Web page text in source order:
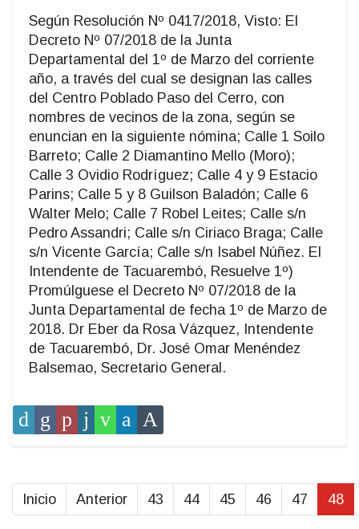
Según Resolución Nº 0417/2018, Visto: El
Decreto Nº 07/2018 de la Junta
Departamental del 1º de Marzo del corriente
año, a través del cual se designan las calles
del Centro Poblado Paso del Cerro, con
nombres de vecinos de la zona, según se
enuncian en la siguiente nómina; Calle 1 Soilo
Barreto; Calle 2 Diamantino Mello (Moro);
Calle 3 Ovidio Rodríguez; Calle 4 y 9 Estacio
Parins; Calle 5 y 8 Guilson Baladón; Calle 6
Walter Melo; Calle 7 Robel Leites; Calle s/n
Pedro Assandri; Calle s/n Ciriaco Braga; Calle
s/n Vicente García; Calle s/n Isabel Núñez. El
Intendente de Tacuarembó, Resuelve 1º)
Promúlguese el Decreto Nº 07/2018 de la
Junta Departamental de fecha 1º de Marzo de
2018. Dr Eber da Rosa Vázquez, Intendente
de Tacuarembó, Dr. José Omar Menéndez
Balsemao, Secretario General.
Inicio Anterior 43 44 45 46 47 48